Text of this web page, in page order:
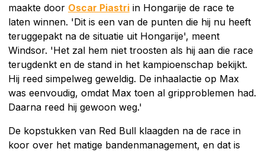
maakte door Oscar Piastri in Hongarije de race te
laten winnen. 'Dit is een van de punten die hij nu heeft
teruggepakt na de situatie uit Hongarije', meent
Windsor. 'Het zal hem niet troosten als hij aan die race
terugdenkt en de stand in het kampioenschap bekijkt.
Hij reed simpelweg geweldig. De inhaalactie op Max
was eenvoudig, omdat Max toen al gripproblemen had.
Daarna reed hij gewoon weg.'
De kopstukken van Red Bull klaagden na de race in
koor over het matige bandenmanagement, en dat is